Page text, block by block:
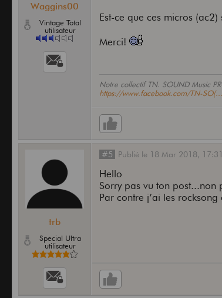
Waggins00
Vintage Total
utilisateur
Est-ce que ces micros
Merci!
Notre collectif TN. SOUND Music
https://www.facebook.com/TN-
trb
Special Ultra
utilisateur
#5 Publié le 18 Mar 2018, 17:31
Hello
Sorry pas vu ton post...non
Par contre j’ai les